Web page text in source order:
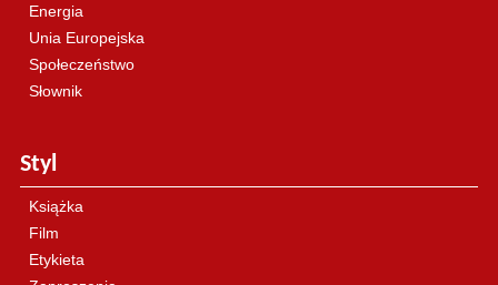
Energia
Unia Europejska
Społeczeństwo
Słownik
Styl
Książka
Film
Etykieta